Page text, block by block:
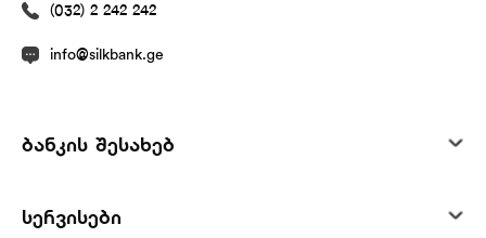
(032) 2 242 242
info@silkbank.ge
ბანკის შესახებ
სერვისები